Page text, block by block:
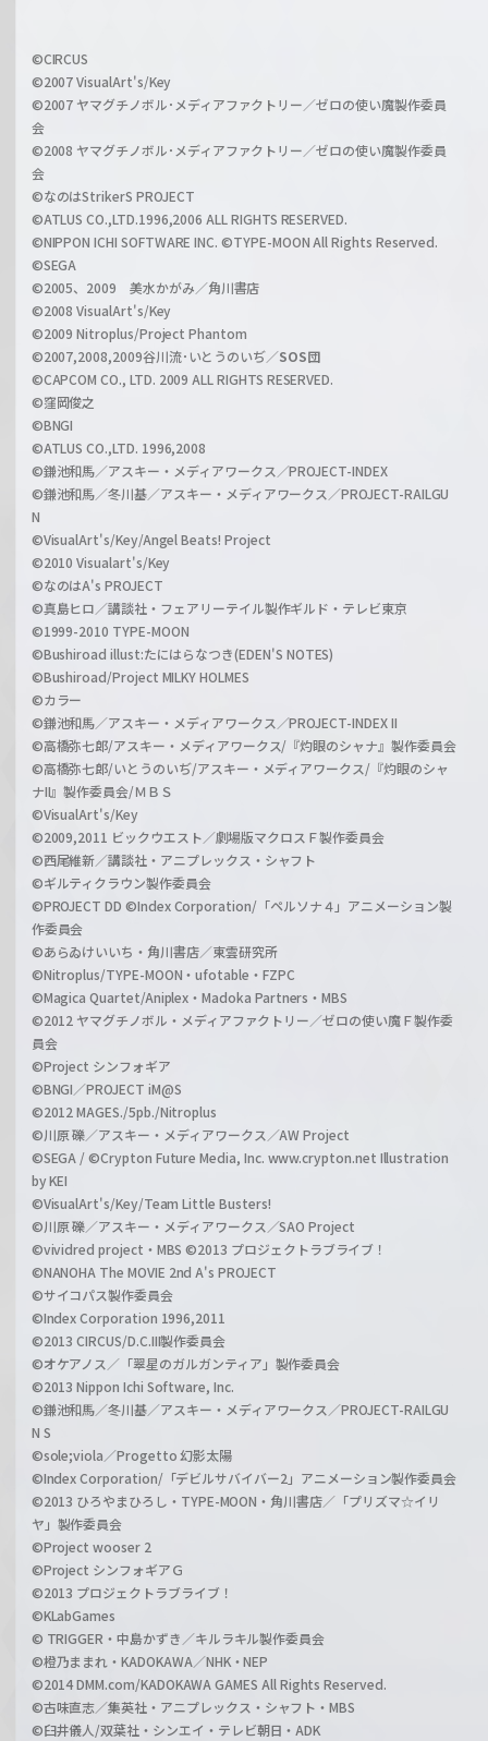
a
r
z
i
l
h
a
n
l
©CIRCUS
©2007 VisualArt's/Key
©2007 ヤマグチノボル･メディアファクトリー／ゼロの使い魔製作委員
会
©2008 ヤマグチノボル･メディアファクトリー／ゼロの使い魔製作委員
会
©なのはStrikerS PROJECT
©ATLUS CO.,LTD.1996,2006 ALL RIGHTS RESERVED.
©NIPPON ICHI SOFTWARE INC. ©TYPE-MOON All Rights Reserved.
©SEGA
©2005、2009 美水かがみ／角川書店
©2008 VisualArt's/Key
©2009 Nitroplus/Project Phantom
©2007,2008,2009谷川流･いとうのいぢ／SOS団
©CAPCOM CO., LTD. 2009 ALL RIGHTS RESERVED.
©窪岡俊之
©BNGI
©ATLUS CO.,LTD. 1996,2008
©鎌池和馬／アスキー・メディアワークス／PROJECT-INDEX
©鎌池和馬／冬川基／アスキー・メディアワークス／PROJECT-RAILGU
N
©VisualArt's/Key/Angel Beats! Project
©2010 Visualart's/Key
©なのはA's PROJECT
©真島ヒロ／講談社・フェアリーテイル製作ギルド・テレビ東京
©1999-2010 TYPE-MOON
©Bushiroad illust:たにはらなつき(EDEN'S NOTES)
©Bushiroad/Project MILKY HOLMES
©カラー
©鎌池和馬／アスキー・メディアワークス／PROJECT-INDEX II
©高橋弥七郎/アスキー・メディアワークス/『灼眼のシャナ』製作委員会
©高橋弥七郎/いとうのいぢ/アスキー・メディアワークス/『灼眼のシャ
ナII』製作委員会/ＭＢＳ
©VisualArt's/Key
©2009,2011 ビックウエスト／劇場版マクロスＦ製作委員会
©西尾維新／講談社・アニプレックス・シャフト
©ギルティクラウン製作委員会
©PROJECT DD ©Index Corporation/「ペルソナ４」アニメーション製
作委員会
©あらゐけいいち・角川書店／東雲研究所
©Nitroplus/TYPE-MOON・ufotable・FZPC
©Magica Quartet/Aniplex・Madoka Partners・MBS
©2012 ヤマグチノボル・メディアファクトリー／ゼロの使い魔Ｆ製作委
員会
©Project シンフォギア
©BNGI／PROJECT iM@S
©2012 MAGES./5pb./Nitroplus
©川原 礫／アスキー・メディアワークス／AW Project
©SEGA / ©Crypton Future Media, Inc. www.crypton.net Illustration
by KEI
©VisualArt's/Key/Team Little Busters!
©川原 礫／アスキー・メディアワークス／SAO Project
©vividred project・MBS ©2013 プロジェクトラブライブ！
©NANOHA The MOVIE 2nd A's PROJECT
©サイコパス製作委員会
©Index Corporation 1996,2011
©2013 CIRCUS/D.C.III製作委員会
©オケアノス／「翠星のガルガンティア」製作委員会
©2013 Nippon Ichi Software, Inc.
©鎌池和馬／冬川基／アスキー・メディアワークス／PROJECT-RAILGU
N S
©sole;viola／Progetto 幻影太陽
©Index Corporation/「デビルサバイバー2」アニメーション製作委員会
©2013 ひろやまひろし・TYPE-MOON・角川書店／「プリズマ☆イリ
ヤ」製作委員会
©Project wooser 2
©Project シンフォギアＧ
©2013 プロジェクトラブライブ！
©KLabGames
© TRIGGER・中島かずき／キルラキル製作委員会
©橙乃ままれ・KADOKAWA／NHK・NEP
©2014 DMM.com/KADOKAWA GAMES All Rights Reserved.
©古味直志／集英社・アニプレックス・シャフト・MBS
©臼井儀人/双葉社・シンエイ・テレビ朝日・ADK